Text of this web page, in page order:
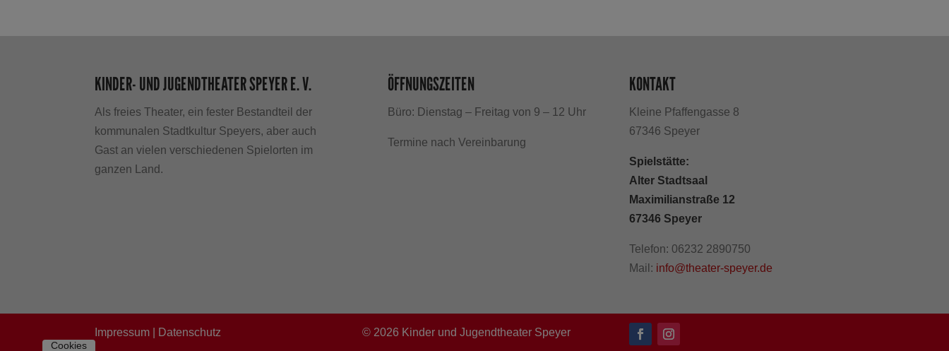
KINDER- UND JUGENDTHEATER SPEYER E. V.
Als freies Theater, ein fester Bestandteil der
kommunalen Stadtkultur Speyers, aber auch
Gast an vielen verschiedenen Spielorten im
ganzen Land.
ÖFFNUNGSZEITEN
Büro: Dienstag – Freitag von 9 – 12 Uhr
Termine nach Vereinbarung
KONTAKT
Kleine Pfaffengasse 8
67346 Speyer
Spielstätte:
Alter Stadtsaal
Maximilianstraße 12
67346 Speyer
Telefon: 06232 2890750
Mail: info@theater-speyer.de
Impressum Datenschutz © 2026 Kinder und Jugendtheater Speyer
Cookies